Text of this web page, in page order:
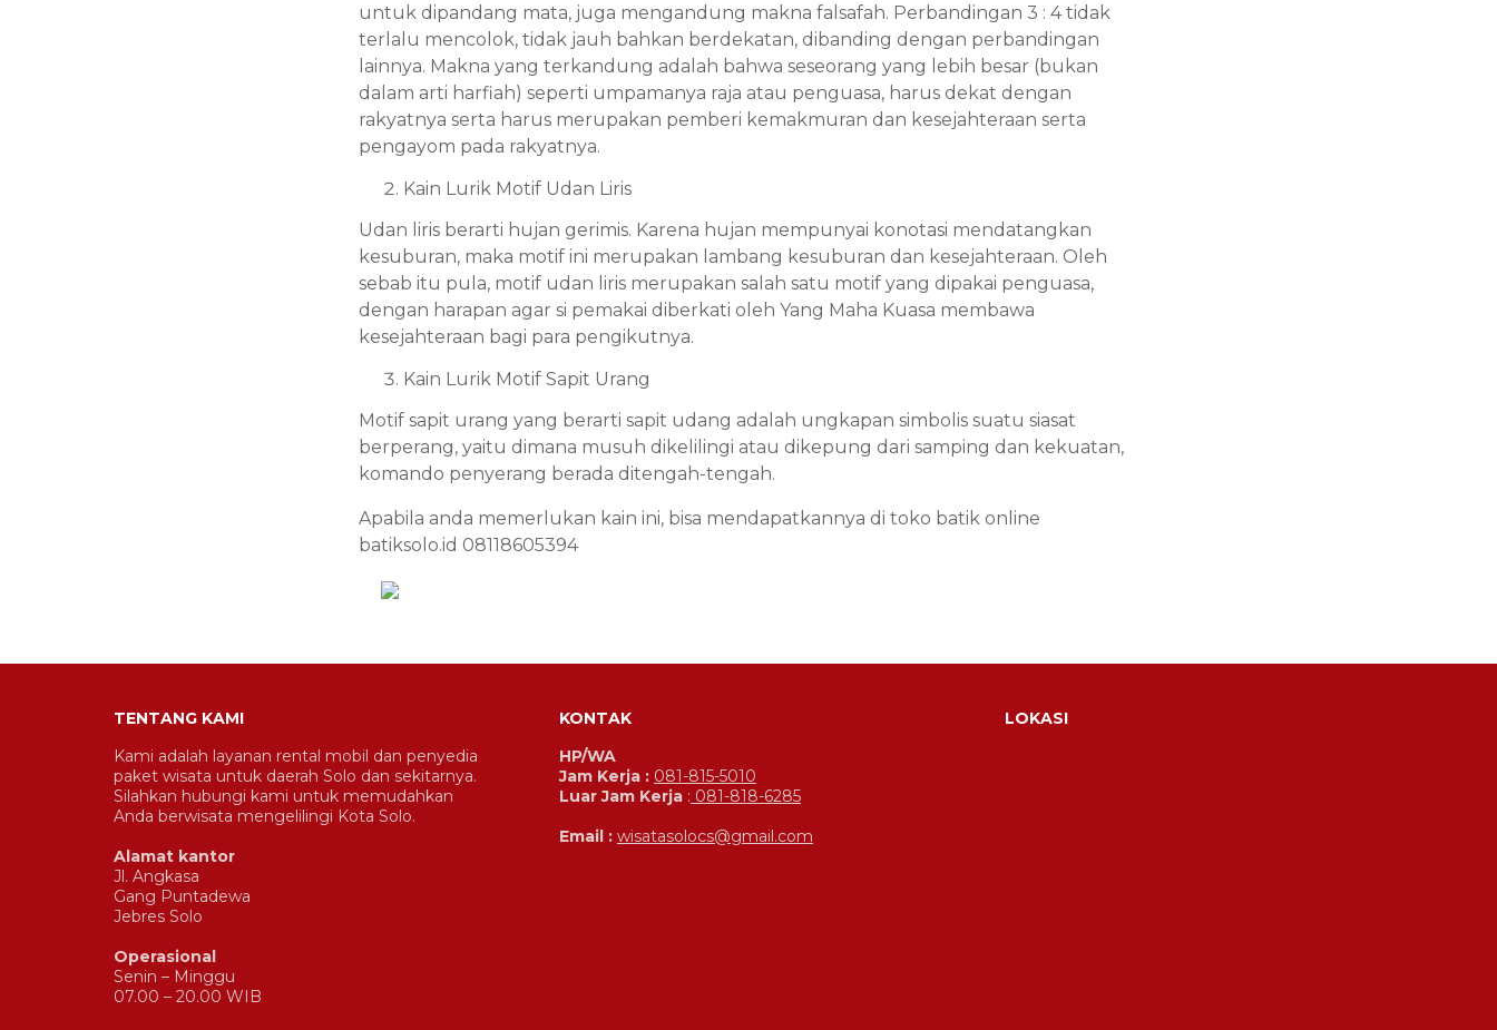
untuk dipandang mata, juga mengandung makna falsafah. Perbandingan 3 : 4 tidak
terlalu mencolok, tidak jauh bahkan berdekatan, dibanding dengan perbandingan
lainnya. Makna yang terkandung adalah bahwa seseorang yang lebih besar (bukan
dalam arti harfiah) seperti umpamanya raja atau penguasa, harus dekat dengan
rakyatnya serta harus merupakan pemberi kemakmuran dan kesejahteraan serta
pengayom pada rakyatnya.
Kain Lurik Motif Udan Liris
Udan liris berarti hujan gerimis. Karena hujan mempunyai konotasi mendatangkan
kesuburan, maka motif ini merupakan lambang kesuburan dan kesejahteraan. Oleh
sebab itu pula, motif udan liris merupakan salah satu motif yang dipakai penguasa,
dengan harapan agar si pemakai diberkati oleh Yang Maha Kuasa membawa
kesejahteraan bagi para pengikutnya.
Kain Lurik Motif Sapit Urang
Motif sapit urang yang berarti sapit udang adalah ungkapan simbolis suatu siasat
berperang, yaitu dimana musuh dikelilingi atau dikepung dari samping dan kekuatan,
komando penyerang berada ditengah-tengah.
Apabila anda memerlukan kain ini, bisa mendapatkannya di toko batik online
batiksolo.id 08118605394
TENTANG KAMI
Kami adalah layanan rental mobil dan penyedia
paket wisata untuk daerah Solo dan sekitarnya.
Silahkan hubungi kami untuk memudahkan
Anda berwisata mengelilingi Kota Solo.
Alamat kantor
Jl. Angkasa
Gang Puntadewa
Jebres Solo
Operasional
Senin – Minggu
07.00 – 20.00 WIB
KONTAK
HP/WA
Jam Kerja : 081-815-5010
Luar Jam Kerja : 081-818-6285
Email : wisatasolocs@gmail.com
LOKASI